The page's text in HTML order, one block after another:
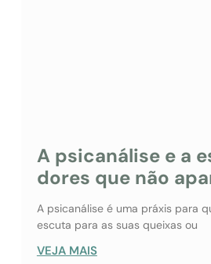
A psicanálise e a
dores que não
A psicanálise é uma práxis para
escuta para as suas queixas ou
VEJA MAIS